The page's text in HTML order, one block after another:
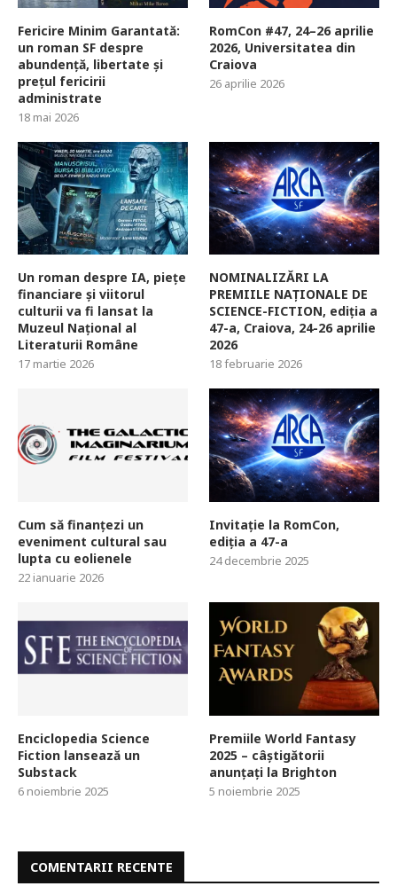
Fericire Minim Garantată:
un roman SF despre
abundență, libertate și
prețul fericirii
administrate
18 mai 2026
RomCon #47, 24–26 aprilie
2026, Universitatea din
Craiova
26 aprilie 2026
Un roman despre IA, piețe
financiare și viitorul
culturii va fi lansat la
Muzeul Național al
Literaturii Române
17 martie 2026
NOMINALIZĂRI LA
PREMIILE NAȚIONALE DE
SCIENCE-FICTION, ediția a
47-a, Craiova, 24-26 aprilie
2026
18 februarie 2026
Cum să finanțezi un
eveniment cultural sau
lupta cu eolienele
22 ianuarie 2026
Invitație la RomCon,
ediția a 47-a
24 decembrie 2025
Enciclopedia Science
Fiction lansează un
Substack
6 noiembrie 2025
Premiile World Fantasy
2025 – câștigătorii
anunțați la Brighton
5 noiembrie 2025
COMENTARII RECENTE